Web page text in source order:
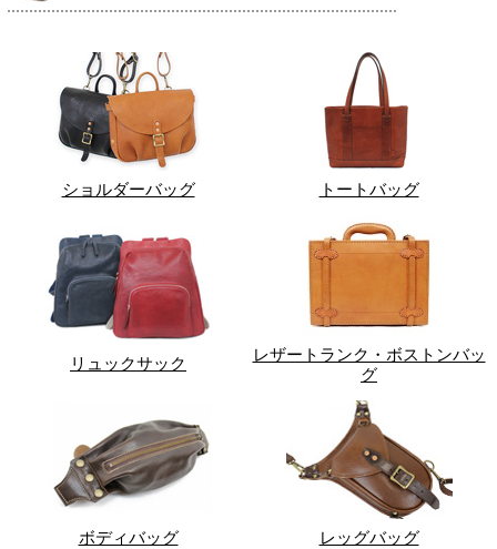
ショルダーバッグ トートバッグ
リュックサック
レザートランク・ボストンバッ
グ
ボディバッグ レッグバッグ